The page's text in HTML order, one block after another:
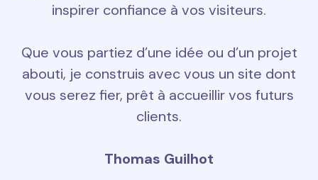
inspirer confiance à vos visiteurs.
Que vous partiez d’une idée ou d’un projet
abouti, je construis avec vous un site dont
vous serez fier, prêt à accueillir vos futurs
clients.
Thomas Guilhot